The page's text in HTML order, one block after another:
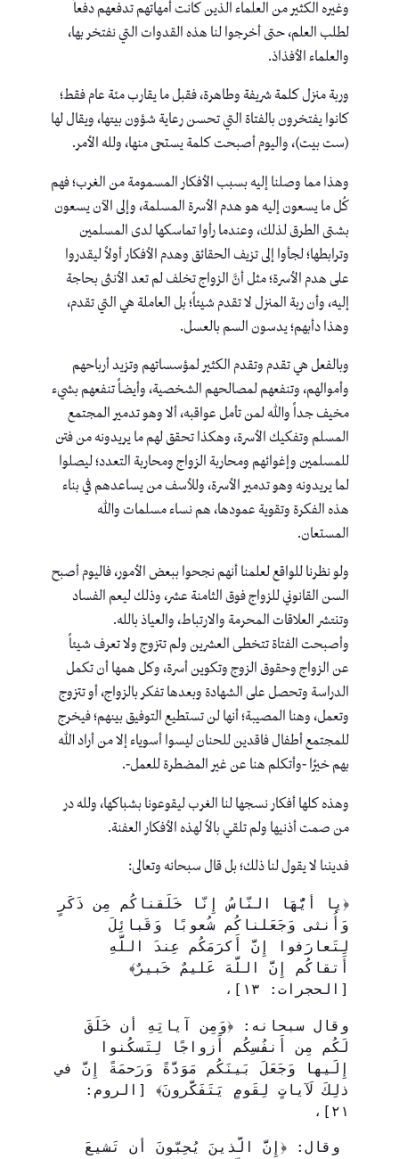
وغيره الكثير من العلماء الذين كانت أمهاتهم تدفعهم دفعاً
لطلب العلم، حتى أخرجوا لنا هذه القدوات التي نفتخر بها،
والعلماء الأفذاذ.
وربة منزل كلمة شريفة وطاهرة، فقبل ما يقارب مئة عام فقط؛
كانوا يفتخرون بالفتاة التي تحسن رعاية شؤون بيتها، ويقال لها
(ست بيت)، واليوم أصبحت كلمة يستحى منها، ولله الأمر.
وهذا مما وصلنا إليه بسبب الأفكار المسمومة من الغرب؛ فهم
كُل ما يسعون إليه هو هدم الأسرة المسلمة، وإلى الآن يسعون
بشتى الطرق لذلك، وعندما رأوا تماسكها لدى المسلمين
وترابطها؛ لجأوا إلى تزيف الحقائق وهدم الأفكار أولاً ليقدروا
على هدم الأسرة؛ مثل أنَّ الزواج تخلف لم تعد الأنثى بحاجة
إليه، وأن ربة المنزل لا تقدم شيئاً؛ بل العاملة هي التي تقدم،
وهذا دأبهم؛ يدسون السم بالعسل.
وبالفعل هي تقدم وتقدم الكثير لمؤسساتهم وتزيد أرباحهم
وأموالهم، وتنفعهم لمصالحهم الشخصية، وأيضاً تنفعهم بشيء
مخيف جداً والله لمن تأمل عواقبه، ألا وهو تدمير المجتمع
المسلم وتفكيك الأسرة، وهكذا تحقق لهم ما يريدونه من فتن
للمسلمين وإغوائهم ومحاربة الزواج ومحاربة التعدد؛ ليصلوا
لما يريدونه وهو تدمير الأسرة، وللأسف من يساعدهم في بناء
هذه الفكرة وتقوية عمودها، هم نساء مسلمات والله
المستعان.
ولو نظرنا للواقع لعلمنا أنهم نجحوا ببعض الأمور، فاليوم أصبح
السن القانوني للزواج فوق الثامنة عشر، وذلك ليعم الفساد
وتنتشر العلاقات المحرمة والارتباط، والعياذ بالله.
وأصبحت الفتاة تتخطى العشرين ولم تتزوج ولا تعرف شيئاً
عن الزواج وحقوق الزوج وتكوين أسرة، وكل همها أن تكمل
الدراسة وتحصل على الشهادة وبعدها تفكر بالزواج، أو تتزوج
وتعمل، وهنا المصيبة؛ أنها لن تستطيع التوفيق بينهم؛ فيخرج
للمجتمع أطفال فاقدين للحنان ليسوا أسوياء إلا من أراد الله
بهم خيرًا -وأتكلم هنا عن غير المضطرة للعمل-.
وهذه كلها أفكار نسجها لنا الغرب ليقوعونا بشباكها، ولله در
من صمت أذنيها ولم تلقي بالاً لهذه الأفكار العفنة.
فديننا لا يقول لنا ذلك؛ بل قال سبحانه وتعالى:
[الحجرات: ١٣]،
إِلَيها وَجَعَلَ بَينَكُم مَوَدَّةً وَرَحمَةً إِنَّ في
٢١]،